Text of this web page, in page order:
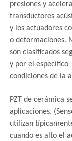
presiones y
transductores
y los actuadores
o deformaciones.
son clasificados
y por el específico
condiciones de la
PZT de cerámica
aplicaciones.
utilizan
cuando es alto el